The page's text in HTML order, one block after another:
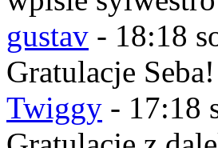
gustav - 18:18
Gratulacje
Twiggy - 17:18